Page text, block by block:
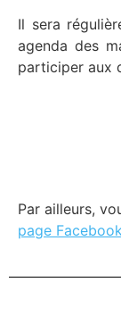
Il sera
agenda des
participer aux
Par ailleurs,
page